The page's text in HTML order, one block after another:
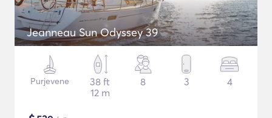
Jeanneau Sun Odyssey 39
Purjevene
38 ft
12 m
8 3 4